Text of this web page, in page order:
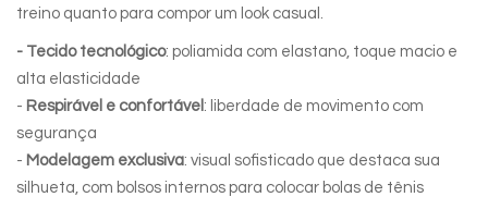
treino quanto para compor um look casual.
- Tecido tecnológico: poliamida com elastano, toque macio e
alta elasticidade
- Respirável e confortável : liberdade de movimento com
segurança
- Modelagem exclusiva: visual sofisticado que destaca sua
silhueta, com bolsos internos para colocar bolas de tênis